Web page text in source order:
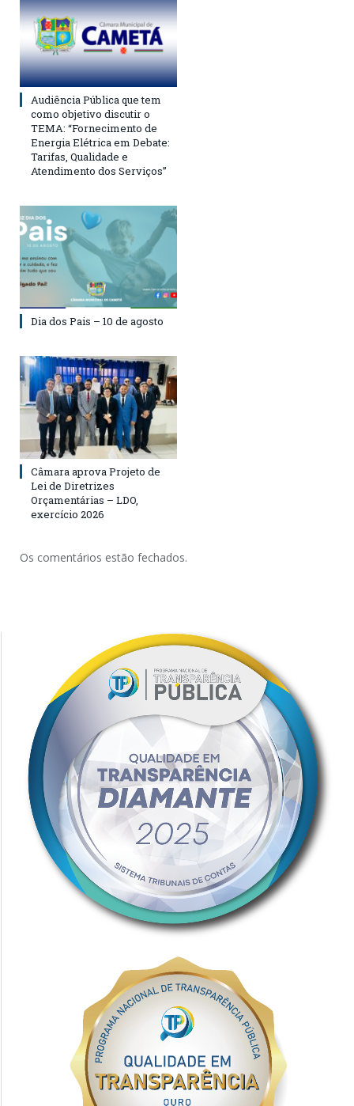
Audiência Pública que tem
como objetivo discutir o
TEMA: “Fornecimento de
Energia Elétrica em Debate:
Tarifas, Qualidade e
Atendimento dos Serviços”
Dia dos Pais – 10 de agosto
Câmara aprova Projeto de
Lei de Diretrizes
Orçamentárias – LDO,
exercício 2026
Os comentários estão fechados.